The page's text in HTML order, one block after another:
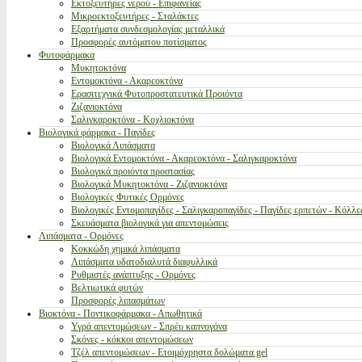
Εκτοξευτήρες νερού - Επιφανείας
Μικροεκτοξευτήρες - Σταλάκτες
Εξαρτήματα συνδεσμολογίας μεταλλικά
Προσφορές αυτόματου ποτίσματος
Φυτοφάρμακα
Μυκητοκτόνα
Εντομοκτόνα - Ακαρεοκτόνα
Ερασιτεχνικά Φυτοπροστατευτικά Προιόντα
Ζιζανιοκτόνα
Σαλιγκαροκτόνα - Κοχλιοκτόνα
Βιολογικά φάρμακα - Παγίδες
Βιολογικά Λιπάσματα
Βιολογικά Εντομοκτόνα - Ακαρεοκτόνα - Σαλιγκαροκτόνα
Βιολογικά προιόντα προστασίας
Βιολογικά Μυκητοκτόνα - Ζιζανιοκτόνα
Βιολογικές Φυτικές Ορμόνες
Βιολογικές Εντομοπαγίδες - Σαλιγκαροπαγίδες - Παγίδες ερπετών -
Σκευάσματα βιολογικά για απεντομώσεις
Λιπάσματα - Ορμόνες
Κοκκώδη χημικά λιπάσματα
Λιπάσματα υδατοδιαλυτά διαφυλλικά
Ρυθμιστές ανάπτυξης - Ορμόνες
Βελτιωτικά φυτών
Προσφορές λιπασμάτων
Βιοκτόνα - Ποντικοφάρμακα - Απωθητικά
Υγρά απεντομώσεων - Σπρέυ καπνογόνα
Σκόνες - κόκκοι απεντομώσεων
Τζέλ απεντομώσεων - Ετοιμόχρηστα δολώματα gel